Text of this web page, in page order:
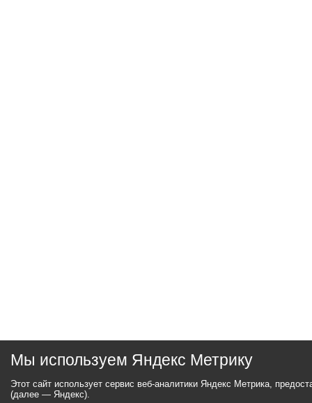
Мы используем Яндекс Метрику
Этот сайт использует сервис веб-аналитики Яндекс Метрика,
(далее — Яндекс).